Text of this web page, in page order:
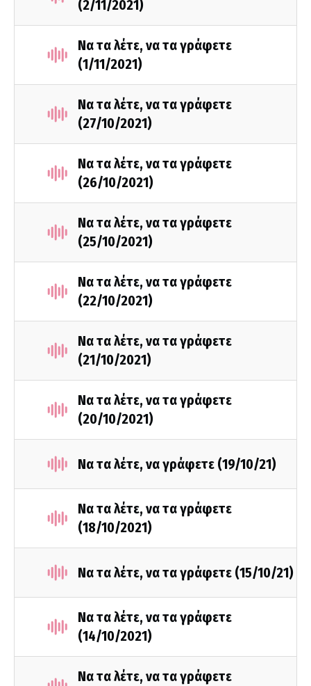
(2/11/2021)
Να τα λέτε, να τα γράφετε
(1/11/2021)
Να τα λέτε, να τα γράφετε
(27/10/2021)
Να τα λέτε, να τα γράφετε
(26/10/2021)
Να τα λέτε, να τα γράφετε
(25/10/2021)
Να τα λέτε, να τα γράφετε
(22/10/2021)
Να τα λέτε, να τα γράφετε
(21/10/2021)
Να τα λέτε, να τα γράφετε
(20/10/2021)
Να τα λέτε, να γράφετε (19/10/21)
Να τα λέτε, να τα γράφετε
(18/10/2021)
Να τα λέτε, να τα γράφετε (15/10/21)
Να τα λέτε, να τα γράφετε
(14/10/2021)
Να τα λέτε, να τα γράφετε